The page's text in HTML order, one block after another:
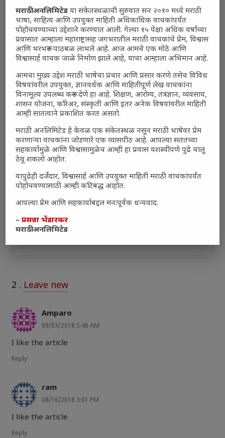
2 . Leave new
Amparo
09/03/2018 5:48 AM
I like the article
Reply
ram
08/16/2018 3:01 PM
I like the article
Reply
मराठी अनलिमिटेड या संकेतस्थळाची सुरुवात सन २०१० मध्ये मराठी
भाषा, साहित्य आणि उपयुक्त माहिती अधिकाधिक वाचकांपर्यंत
पोहोचवण्याच्या उद्देशाने करण्यात आली. गेल्या १५ पेक्षा अधिक वर्षांच्या
प्रवासात आम्हाला महाराष्ट्रासह जगभरातील मराठी वाचकांचे प्रेम, विश्वास
आणि भरभरून पाठबळ लाभले आहे. आज आमचे एक मोठे आणि
विश्वासार्ह वाचक जाळे निर्माण झाले आहे, याचा आम्हाला अभिमान आहे.
आमचा मुख्य उद्देश मराठी भाषेचा प्रचार आणि प्रसार करणे तसेच विविध
विषयांवरील उपयुक्त, ज्ञानवर्धक आणि माहितीपूर्ण लेख वाचकांना
विनामूल्य उपलब्ध करून देणे हा आहे. शिक्षण, आरोग्य, तंत्रज्ञान, व्यवसाय,
शासन योजना, करिअर, संस्कृती आणि इतर अनेक विषयांवरील माहिती
आम्ही सातत्याने प्रकाशित करत असतो.
मराठी अनलिमिटेड हे केवळ एक संकेतस्थळ नसून मराठी भाषेवर प्रेम
करणाऱ्या वाचकांना जोडणारे एक व्यासपीठ आहे. आपल्या सततच्या
सहकार्यामुळे आणि विश्वासामुळेच आम्ही हा प्रवास यशस्वीपणे पुढे चालू
ठेवू शकलो आहोत.
यापुढेही दर्जेदार, विश्वासार्ह आणि उपयुक्त माहिती मराठी वाचकांपर्यंत
पोहोचवण्यासाठी आम्ही कटिबद्ध आहोत.
आपल्या प्रेम आणि सहकार्याबद्दल मनःपूर्वक धन्यवाद.
–प्रसन्ना भेंडारकर
मराठी अनलिमिटेड